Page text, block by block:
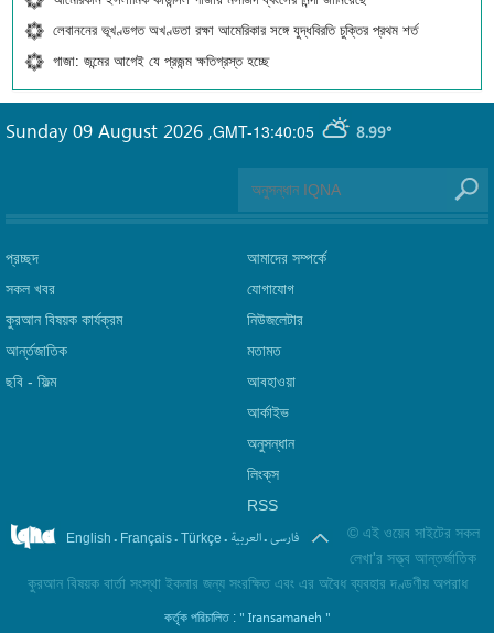
লেবাননের ভূখণ্ডগত অখণ্ডতা রক্ষা আমেরিকার সঙ্গে যুদ্ধবিরতি চুক্তির প্রথম শর্ত
গাজা: জন্মের আগেই যে প্রজন্ম ক্ষতিগ্রস্ত হচ্ছে
GMT-13:40:05 8.99°
Sunday 09 August 2026 ,
প্রচ্ছদ
সকল খবর
কুরআন বিষয়ক কার্যক্রম
আর্ন্তজাতিক
ছবি‎ - ফিল্ম
আমাদের সম্পর্কে
যোগাযোগ
নিউজলেটার
মতামত
আবহাওয়া
আর্কাইভ
অনুসন্ধান
লিংক্‌স
RSS
English . Français. Türkçe . العربیة.فارسی © এই ওয়েব সাইটের সকল
লেখা'র সত্ত্ব আন্তর্জাতিক
কুরআন বিষয়ক বার্তা সংস্থা ইকনার জন্য সংরক্ষিত এবং এর অবৈধ ব্যবহার দণ্ডণীয় অপরাধ
কর্তৃক পরিচালিত : " Iransamaneh "